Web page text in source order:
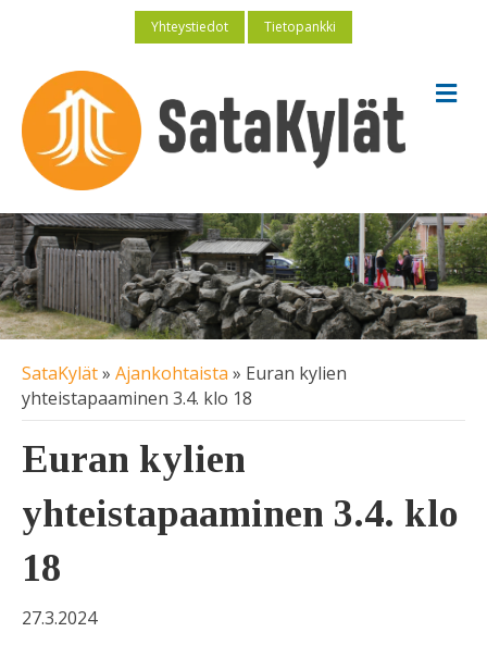
Yhteystiedot Tietopankki
V
a
o
SataKylät» Ajankohtaista » Euran kylien
yhteistapaaminen 3.4. klo 18
Euran kylien
yhteistapaaminen 3.4. klo
18
27.3.2024